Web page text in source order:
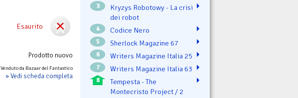
Esaurito
Prodotto nuovo
Venduto da Bazaar del Fantastico
» Vedi scheda completa
3
Kryzys Robotowy - La crisi
dei robot
4 Codice Nero
5 Sherlock Magazine 67
6 Writers Magazine Italia 25
7 Writers Magazine Italia 63
8
Tempesta - The
Montecristo Project / 2